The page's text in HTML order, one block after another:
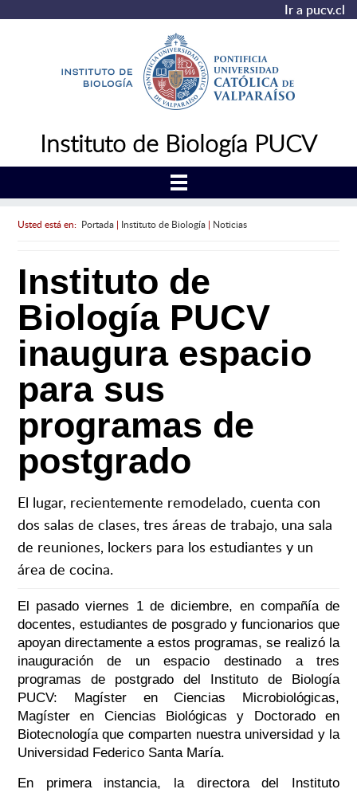
Ir a pucv.cl
Instituto de Biología PUCV
Usted está en: Portada| Instituto de Biología| Noticias
Instituto de
Biología PUCV
inaugura espacio
para sus
programas de
postgrado
El lugar, recientemente remodelado, cuenta con
dos salas de clases, tres áreas de trabajo, una sala
de reuniones, lockers para los estudiantes y un
área de cocina.
El pasado viernes 1 de diciembre, en compañía de
docentes, estudiantes de posgrado y funcionarios que
apoyan directamente a estos programas, se realizó la
inauguración de un espacio destinado a tres
programas de postgrado del Instituto de Biología
PUCV: Magíster en Ciencias Microbiológicas,
Magíster en Ciencias Biológicas y Doctorado en
Biotecnología que comparten nuestra universidad y la
Universidad Federico Santa María.
En primera instancia, la directora del Instituto